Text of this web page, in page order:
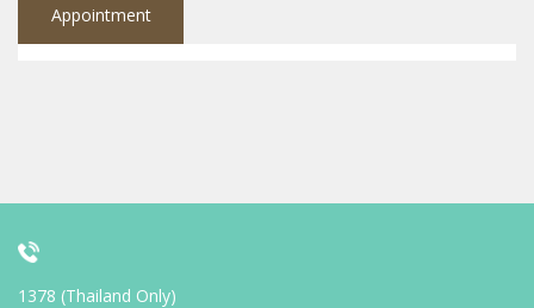
Appointment
1378 (Thailand Only)